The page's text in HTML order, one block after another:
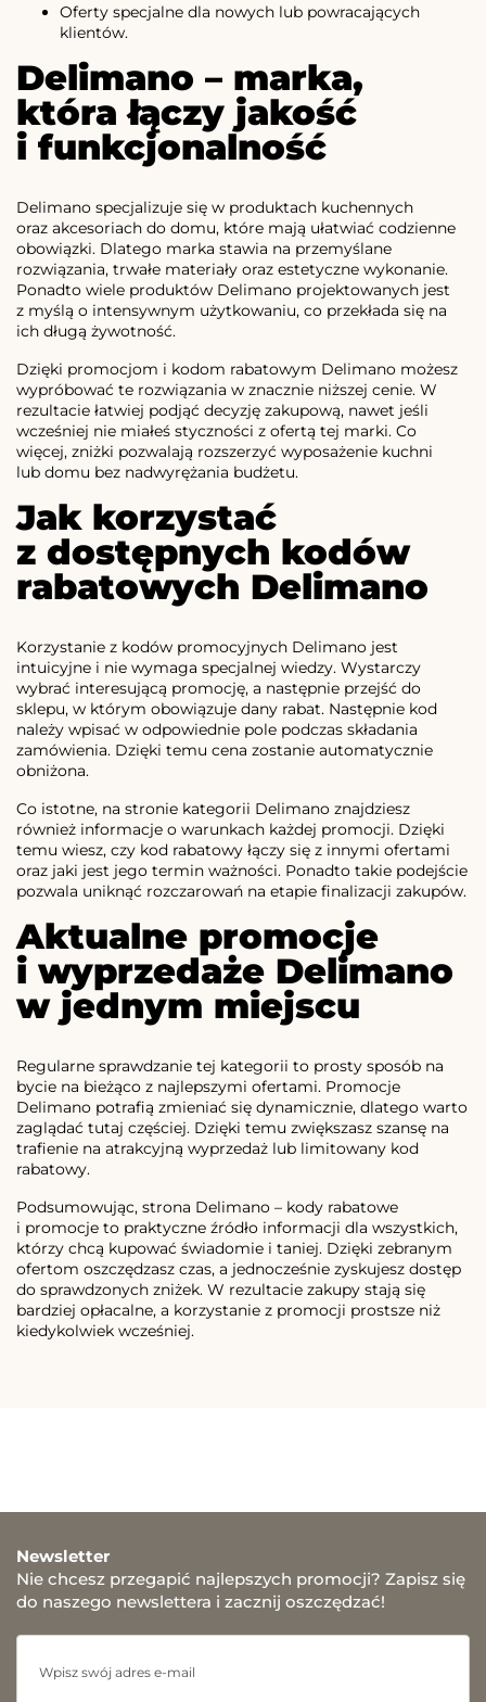
Oferty specjalne dla nowych lub powracających
klientów.
Delimano – marka,
która łączy jakość
i funkcjonalność
Delimano specjalizuje się w produktach kuchennych
oraz akcesoriach do domu, które mają ułatwiać codzienne
obowiązki. Dlatego marka stawia na przemyślane
rozwiązania, trwałe materiały oraz estetyczne wykonanie.
Ponadto wiele produktów Delimano projektowanych jest
z myślą o intensywnym użytkowaniu, co przekłada się na
ich długą żywotność.
Dzięki promocjom i kodom rabatowym Delimano możesz
wypróbować te rozwiązania w znacznie niższej cenie. W
rezultacie łatwiej podjąć decyzję zakupową, nawet jeśli
wcześniej nie miałeś styczności z ofertą tej marki. Co
więcej, zniżki pozwalają rozszerzyć wyposażenie kuchni
lub domu bez nadwyrężania budżetu.
Jak korzystać
z dostępnych kodów
rabatowych Delimano
Korzystanie z kodów promocyjnych Delimano jest
intuicyjne i nie wymaga specjalnej wiedzy. Wystarczy
wybrać interesującą promocję, a następnie przejść do
sklepu, w którym obowiązuje dany rabat. Następnie kod
należy wpisać w odpowiednie pole podczas składania
zamówienia. Dzięki temu cena zostanie automatycznie
obniżona.
Co istotne, na stronie kategorii Delimano znajdziesz
również informacje o warunkach każdej promocji. Dzięki
temu wiesz, czy kod rabatowy łączy się z innymi ofertami
oraz jaki jest jego termin ważności. Ponadto takie podejście
pozwala uniknąć rozczarowań na etapie finalizacji zakupów.
Aktualne promocje
i wyprzedaże Delimano
w jednym miejscu
Regularne sprawdzanie tej kategorii to prosty sposób na
bycie na bieżąco z najlepszymi ofertami. Promocje
Delimano potrafią zmieniać się dynamicznie, dlatego warto
zaglądać tutaj częściej. Dzięki temu zwiększasz szansę na
trafienie na atrakcyjną wyprzedaż lub limitowany kod
rabatowy.
Podsumowując, strona Delimano – kody rabatowe
i promocje to praktyczne źródło informacji dla wszystkich,
którzy chcą kupować świadomie i taniej. Dzięki zebranym
ofertom oszczędzasz czas, a jednocześnie zyskujesz dostęp
do sprawdzonych zniżek. W rezultacie zakupy stają się
bardziej opłacalne, a korzystanie z promocji prostsze niż
kiedykolwiek wcześniej.
Newsletter
Nie chcesz przegapić najlepszych promocji? Zapisz się
do naszego newslettera i zacznij oszczędzać!